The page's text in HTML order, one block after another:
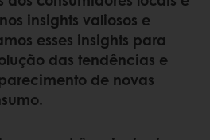
insights valiosos e
esses insights para
das tendências e
de novas